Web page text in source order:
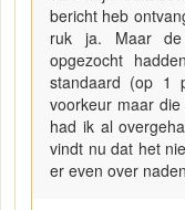
bericht heb
ruk ja. Maar de
opgezocht
standaard (op 1
voorkeur maar
had ik al
vindt nu dat het
er even over